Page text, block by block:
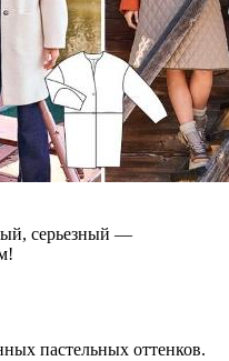
серьезный —
пастельных оттенков.